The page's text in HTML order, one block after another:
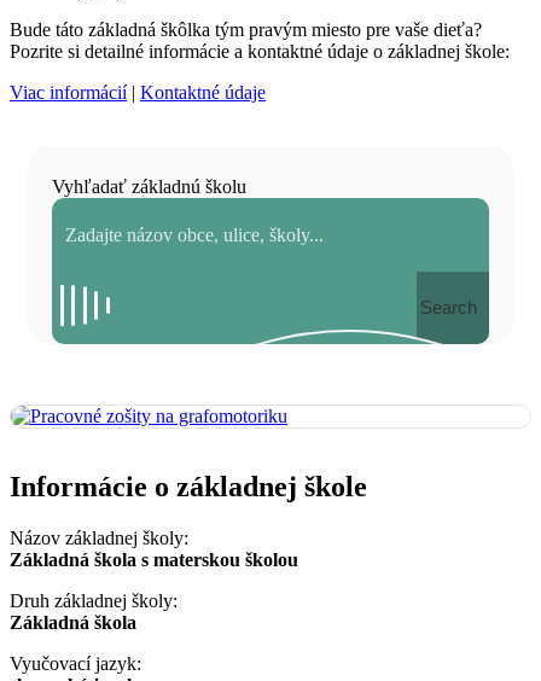
Bude táto základná škôlka tým pravým miesto pre vaše dieťa?
Pozrite si detailné informácie a kontaktné údaje o základnej škole:
Viac informácií| Kontaktné údaje
Vyhľadať základnú školu
Search
Informácie o základnej škole
Názov základnej školy:
Základná škola s materskou školou
Druh základnej školy:
Základná škola
Vyučovací jazyk: